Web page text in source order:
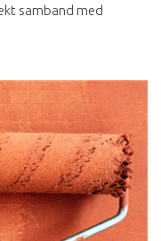
samband med